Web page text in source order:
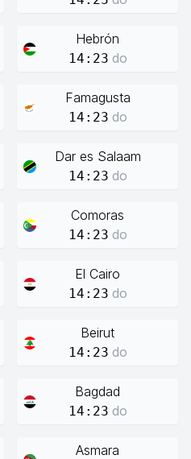
Hebrón
14:23 do
Famagusta
14:23 do
Dar es Salaam
14:23 do
Comoras
14:23 do
El Cairo
14:23 do
Beirut
14:23 do
Bagdad
14:23 do
Asmara